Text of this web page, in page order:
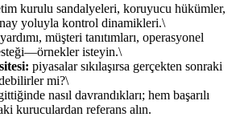
kurulu sandalyeleri, koruyucu hükümler,
yoluyla kontrol dinamikleri.\
müşteri tanıtımları, operasyonel
isteyin.\
piyasalar sıkılaşırsa gerçekten sonraki
mi?\
nasıl davrandıkları; hem başarılı
kuruculardan referans alın.